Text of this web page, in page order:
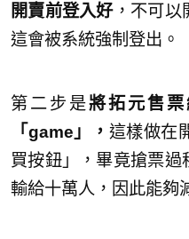
開賣前登入好，不可以
這會被系統強制登出。
第二步是將拓元售
「game」， 這樣做在
買按鈕」，畢竟搶票
輸給十萬人，因此能夠